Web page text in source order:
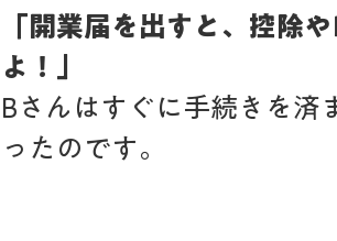
「開業届を出すと、控除
よ！」
Bさんはすぐに手続きを済
ったのです。